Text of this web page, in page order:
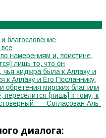
благословение
намерениям и, поистине,
лишь то, что он
чья хиджра была к Аллаху и
к Аллаху и Его Посланнику,
мирских благ или
[лишь] к тому, к
— Согласован Аль-
диалога: